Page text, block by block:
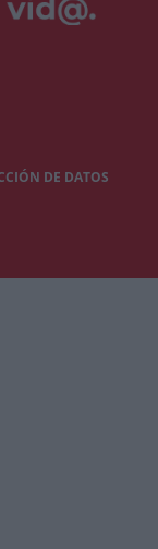
DE DATOS